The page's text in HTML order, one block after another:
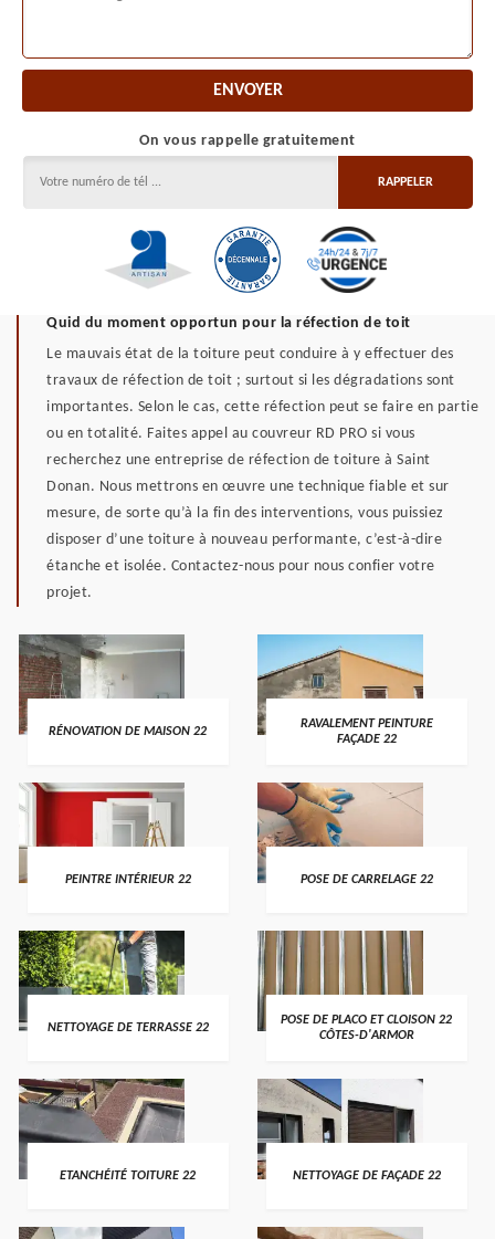
On vous rappelle gratuitement
Quid du moment opportun pour la réfection de toit
Le mauvais état de la toiture peut conduire à y effectuer des
travaux de réfection de toit ; surtout si les dégradations sont
importantes. Selon le cas, cette réfection peut se faire en partie
ou en totalité. Faites appel au couvreur RD PRO si vous
recherchez une entreprise de réfection de toiture à Saint
Donan. Nous mettrons en œuvre une technique fiable et sur
mesure, de sorte qu’à la fin des interventions, vous puissiez
disposer d’une toiture à nouveau performante, c’est-à-dire
étanche et isolée. Contactez-nous pour nous confier votre
projet.
RÉNOVATION DE MAISON 22
RAVALEMENT PEINTURE
FAÇADE 22
PEINTRE INTÉRIEUR 22 POSE DE CARRELAGE 22
NETTOYAGE DE TERRASSE 22
POSE DE PLACO ET CLOISON 22
CÔTES-D'ARMOR
ETANCHÉITÉ TOITURE 22 NETTOYAGE DE FAÇADE 22